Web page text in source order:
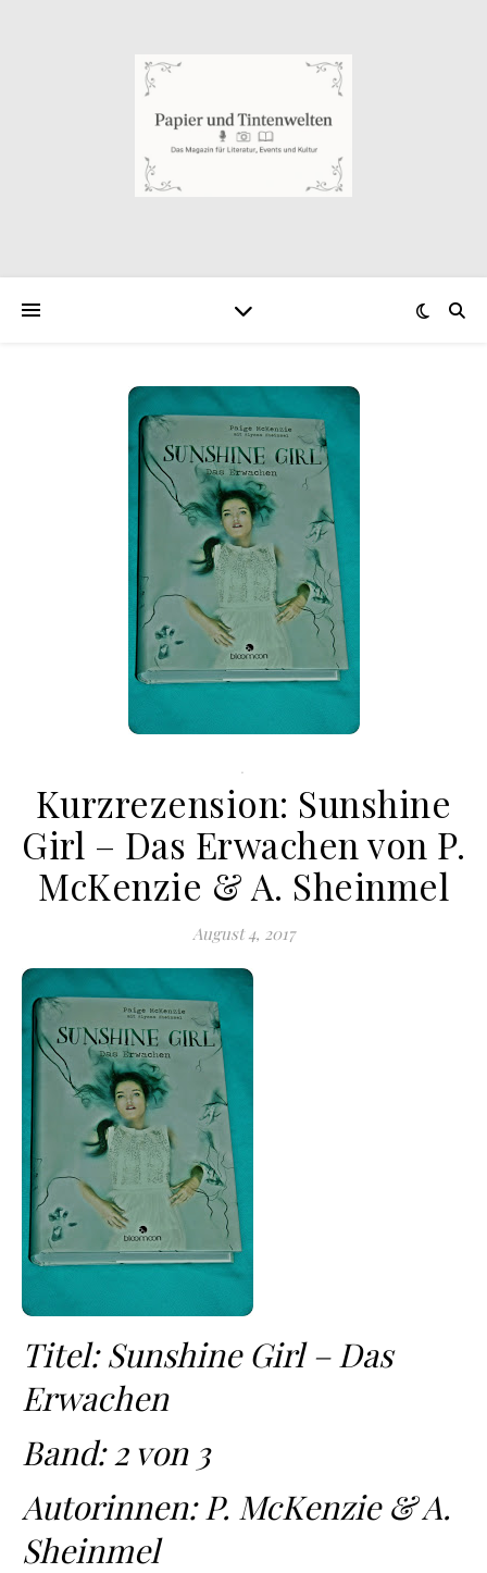
.
Kurzrezension: Sunshine
Girl – Das Erwachen von P.
McKenzie & A. Sheinmel
August 4, 2017
Titel: Sunshine Girl – Das
Erwachen
Band: 2 von 3
Autorinnen: P. McKenzie & A.
Sheinmel